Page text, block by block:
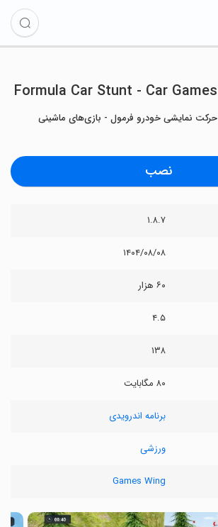
Formula Car Stunt - Car Games
حرکت نمایشی خودرو فرمول - بازی‌های ماشینی
نصب
۱.۸.۷
۱۴۰۴/۰۸/۰۸
۶۰ هزار
۴.۵
۱۳۸
۸۰ مگابایت
برنامه اندرویدی
ورزشی
Games Wing